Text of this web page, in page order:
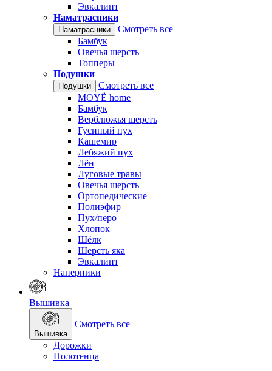
Эвкалипт
Наматрасники
Наматрасники
Смотреть все
Бамбук
Овечья шерсть
Топперы
Подушки
Подушки
Смотреть все
MOYЁ home
Бамбук
Верблюжья шерсть
Гусиный пух
Кашемир
Лебяжий пух
Лён
Луговые травы
Овечья шерсть
Ортопедические
Полиэфир
Пух/перо
Хлопок
Шёлк
Шерсть яка
Эвкалипт
Наперники
Вышивка
Вышивка
Смотреть все
Дорожки
Полотенца